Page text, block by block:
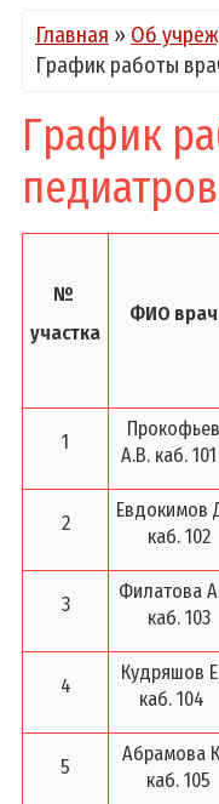
Руководство
Каталог услуг
Профсоюз
Приемная
График работы
Административные
Популярные
Порядок
Электронное
Горячие линии,
Вышестоящие
Портал
Е-Паслуга
Деятельность
Главная » Об
График работы
График
№
участка
ФИО
1
А.В. каб.
2
Евдокимов
каб. 102
3
Филатова
каб. 103
4
Кудряшов
каб. 104
5
Абрамова
каб. 105